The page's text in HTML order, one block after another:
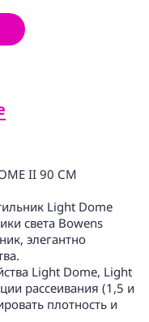
II 90 СМ
Light Dome
света Bowens
элегантно
Light Dome, Light
рассеивания (1,5 и
плотность и